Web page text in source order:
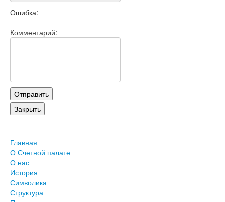
Ошибка:
Комментарий:
Главная
О Счетной палате
О нас
История
Символика
Структура